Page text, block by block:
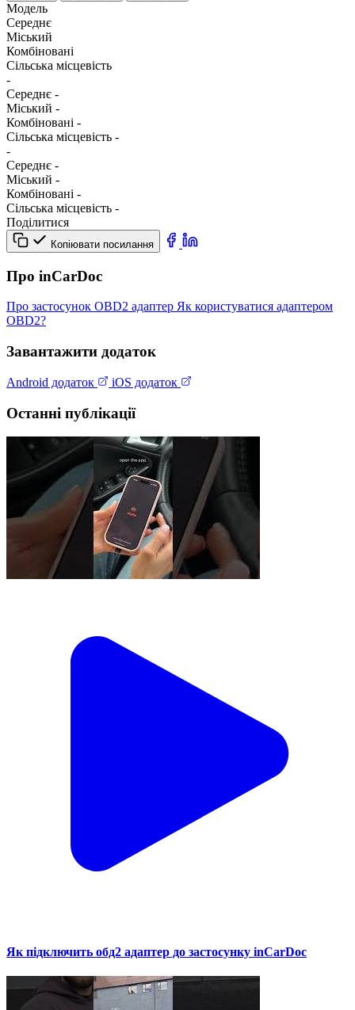
Модель
Середнє
Міський
Комбіновані
Сільська місцевість
-
Середнє -
Міський -
Комбіновані -
Сільська місцевість -
-
Середнє -
Міський -
Комбіновані -
Сільська місцевість -
Поділитися
Копіювати посилання
Про inCarDoc
Про застосунок OBD2 адаптер Як користуватися адаптером
OBD2?
Завантажити додаток
Android додаток iOS додаток
Останні публікації
Як підключить обд2 адаптер до застосунку inCarDoc